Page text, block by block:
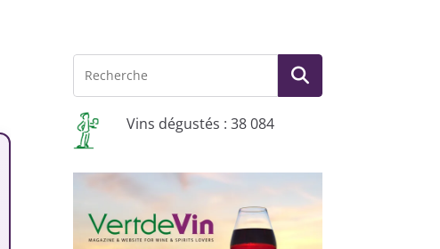
Vins dégustés : 38 084